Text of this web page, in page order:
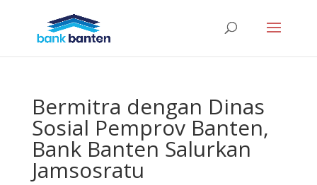
Bermitra dengan Dinas
Sosial Pemprov Banten,
Bank Banten Salurkan
Jamsosratu